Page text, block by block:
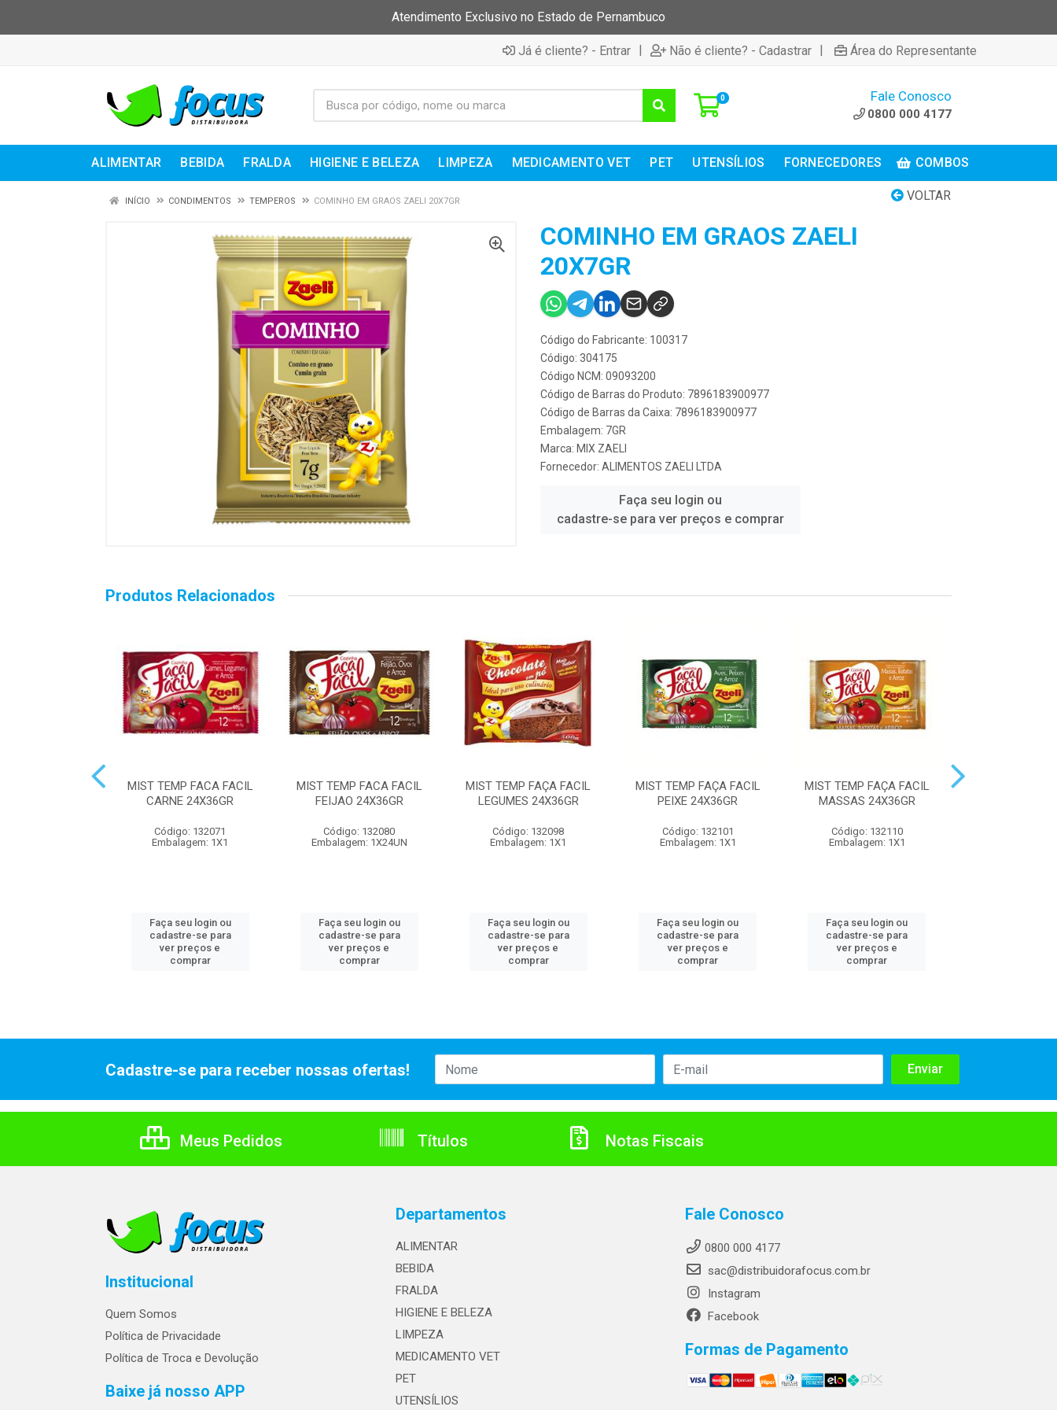
Atendimento Exclusivo no Estado de Pernambuco
Já é cliente? - Entrar | Não é cliente? - Cadastrar | Área do Representante
0 Fale Conosco
0800 000 4177
ALIMENTAR BEBIDA FRALDA HIGIENE E BELEZA LIMPEZA MEDICAMENTO VET PET UTENSÍLIOS FORNECEDORES COMBOS
VOLTAR
INÍCIO CONDIMENTOS TEMPEROS COMINHO EM GRAOS ZAELI 20X7GR
COMINHO EM GRAOS ZAELI
20X7GR
Código do Fabricante: 100317
Código: 304175
Código NCM: 09093200
Código de Barras do Produto: 7896183900977
Código de Barras da Caixa: 7896183900977
Embalagem: 7GR
Marca: MIX ZAELI
Fornecedor: ALIMENTOS ZAELI LTDA
Faça seu login ou
cadastre-se para ver preços e comprar
Produtos Relacionados
MIST TEMP FACA FACIL
CARNE 24X36GR
Código: 132071
Embalagem: 1X1
Faça seu login ou
cadastre-se para
ver preços e
comprar
MIST TEMP FACA FACIL
FEIJAO 24X36GR
Código: 132080
Embalagem: 1X24UN
Faça seu login ou
cadastre-se para
ver preços e
comprar
MIST TEMP FAÇA FACIL
LEGUMES 24X36GR
Código: 132098
Embalagem: 1X1
Faça seu login ou
cadastre-se para
ver preços e
comprar
MIST TEMP FAÇA FACIL
PEIXE 24X36GR
Código: 132101
Embalagem: 1X1
Faça seu login ou
cadastre-se para
ver preços e
comprar
MIST TEMP FAÇA FACIL
MASSAS 24X36GR
Código: 132110
Embalagem: 1X1
Faça seu login ou
cadastre-se para
ver preços e
comprar
Cadastre-se para receber nossas ofertas!
Meus Pedidos Títulos Notas Fiscais
Institucional
Quem Somos
Política de Privacidade
Política de Troca e Devolução
Baixe já nosso APP
Departamentos
ALIMENTAR
BEBIDA
FRALDA
HIGIENE E BELEZA
LIMPEZA
MEDICAMENTO VET
PET
UTENSÍLIOS
Fale Conosco
0800 000 4177
sac@distribuidorafocus.com.br
Instagram
Facebook
Formas de Pagamento